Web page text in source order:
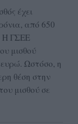
έχει
από 650
Η ΓΣΕΕ
μισθού
Ωστόσο, η
θέση στην
μισθού σε